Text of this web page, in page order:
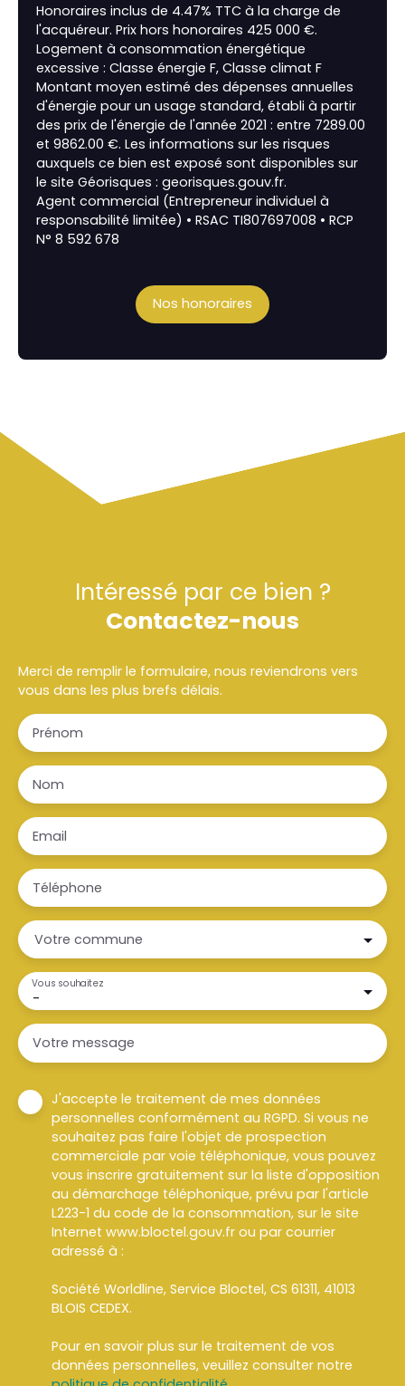
Honoraires inclus de 4.47% TTC à la charge de
l'acquéreur. Prix hors honoraires 425 000 €.
Logement à consommation énergétique
excessive : Classe énergie F, Classe climat F
Montant moyen estimé des dépenses annuelles
d'énergie pour un usage standard, établi à partir
des prix de l'énergie de l'année 2021 : entre 7289.00
et 9862.00 €. Les informations sur les risques
auxquels ce bien est exposé sont disponibles sur
le site Géorisques : georisques.gouv.fr.
Agent commercial (Entrepreneur individuel à
responsabilité limitée) • RSAC TI807697008 • RCP
N° 8 592 678
Nos honoraires
Intéressé par ce bien ?
Contactez-nous
Merci de remplir le formulaire, nous reviendrons vers
vous dans les plus brefs délais.
Prénom
Nom
Email
Téléphone
Votre commune
-
Vous souhaitez
Votre message
J'accepte le traitement de mes données
personnelles conformément au RGPD. Si vous ne
souhaitez pas faire l'objet de prospection
commerciale par voie téléphonique, vous pouvez
vous inscrire gratuitement sur la liste d'opposition
au démarchage téléphonique, prévu par l'article
L223-1 du code de la consommation, sur le site
Internet www.bloctel.gouv.fr ou par courrier
adressé à :
Société Worldline, Service Bloctel, CS 61311, 41013
BLOIS CEDEX.
Pour en savoir plus sur le traitement de vos
données personnelles, veuillez consulter notre